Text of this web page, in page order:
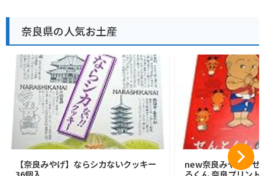
奈良県の人気お土産
【奈良みやげ】ならシカないクッキー
new奈良みやげ せ